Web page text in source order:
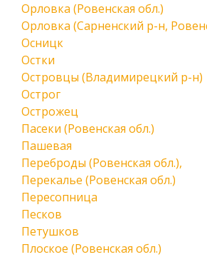
Орловка (Ровенская обл.)
Орловка (Сарненский р-н,
Осницк
Остки
Островцы (Владимирецкий р-н)
Острог
Острожец
Пасеки (Ровенская обл.)
Пашевая
Переброды (Ровенская обл.),
Перекалье (Ровенская обл.)
Пересопница
Песков
Петушков
Плоское (Ровенская обл.)